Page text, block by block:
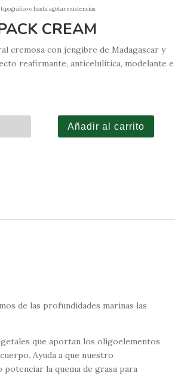
o hasta agotar existencias
CREAM
cremosa con jengibre de Madagascar y
reafirmante, anticelulítica, modelante e
Añadir al carrito
de las profundidades marinas las
que aportan los oligoelementos
Ayuda a que nuestro
la quema de grasa para